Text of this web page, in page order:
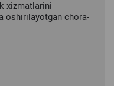
xizmatlarini
oshirilayotgan chora-